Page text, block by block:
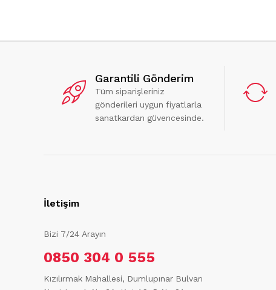
Garantili Gönderim
Tüm siparişleriniz
gönderileri uygun fiyatlarla
sanatkardan güvencesinde.
İletişim
Bizi 7/24 Arayın
0850 304 0 555
Kızılırmak Mahallesi, Dumlupınar Bulvarı